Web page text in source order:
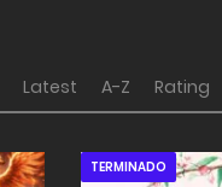
Latest A-Z Rating
TERMINADO